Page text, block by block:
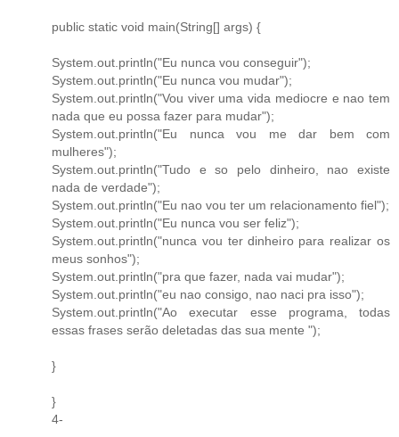
public static void main(String[] args) {
System.out.println("Eu nunca vou conseguir");
System.out.println("Eu nunca vou mudar");
System.out.println("Vou viver uma vida mediocre e nao tem
nada que eu possa fazer para mudar");
System.out.println("Eu nunca vou me dar bem com
mulheres");
System.out.println("Tudo e so pelo dinheiro, nao existe
nada de verdade");
System.out.println("Eu nao vou ter um relacionamento fiel");
System.out.println("Eu nunca vou ser feliz");
System.out.println("nunca vou ter dinheiro para realizar os
meus sonhos");
System.out.println("pra que fazer, nada vai mudar");
System.out.println("eu nao consigo, nao naci pra isso");
System.out.println("Ao executar esse programa, todas
essas frases serão deletadas das sua mente ");
}
}
4-